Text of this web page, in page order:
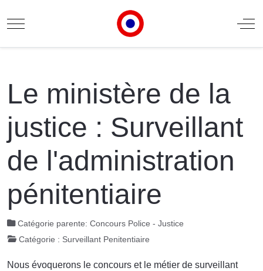
Mobile Menu Toggle Off-
Le ministère de la
justice : Surveillant
de l'administration
pénitentiaire
Catégorie parente: Concours Police - Justice
Catégorie : Surveillant Penitentiaire
Nous évoquerons le concours et le métier de surveillant